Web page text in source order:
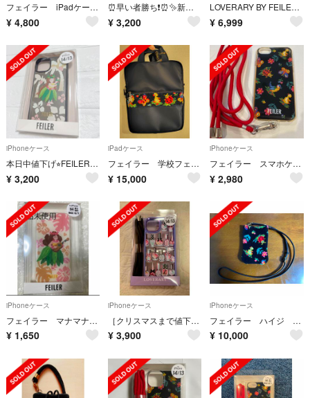
フェイラー iPadケース 新品
¥ 4,800
⏰早い者勝ち❗️⏰✨新品未使用✨ フェイラー スマホケース スプリントホース
¥ 3,200
LOVERARY BY FEILER iPhoneケース
¥ 6,999
iPhoneケース
本日中値下げ⭐︎FEILER iPhone14/13 ケース
¥ 3,200
iPadケース
フェイラー 学校フェイラーiPadケース
¥ 15,000
iPhoneケース
フェイラー スマホケース スマホカバー ハイジ スマホストラップ
¥ 2,980
iPhoneケース
フェイラー マナマナ スマホケース iPhoneケース iPhoneSE ハワイ
¥ 1,650
iPhoneケース
［クリスマスまで値下げ] フェイラー スマホケース 新品自宅保管
¥ 3,900
iPhoneケース
フェイラー ハイジ スマホショルダー
¥ 10,000